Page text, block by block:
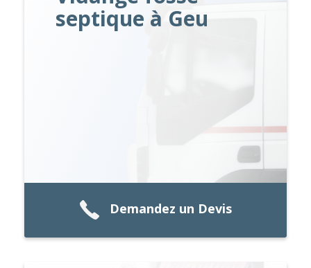
septique à Geu
Demandez un Devis